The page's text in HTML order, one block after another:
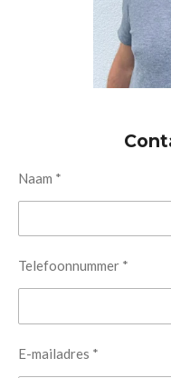
Naam *
Telefoonnummer *
E-mailadres *